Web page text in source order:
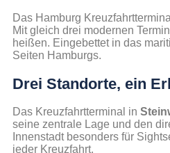
Das Hamburg
Mit gleich drei modernen
heißen. Eingebettet in das
Seiten Hamburgs.
Drei Standorte, ein
Das Kreuzfahrtterminal in
seine zentrale Lage und den
Innenstadt besonders für
jeder Kreuzfahrt.